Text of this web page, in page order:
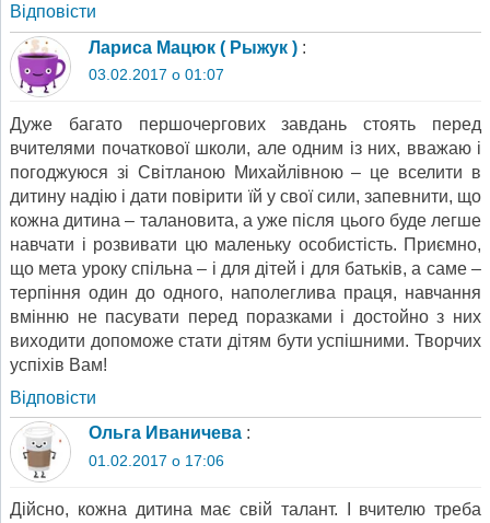
Відповіcти
Лариса Мацюк ( Рыжук ) :
03.02.2017 о 01:07
Дуже багато першочергових завдань стоять перед
вчителями початкової школи, але одним із них, вважаю і
погоджуюся зі Світланою Михайлівною – це вселити в
дитину надію і дати повірити їй у свої сили, запевнити, що
кожна дитина – талановита, а уже після цього буде легше
навчати і розвивати цю маленьку особистість. Приємно,
що мета уроку спільна – і для дітей і для батьків, а саме –
терпіння один до одного, наполеглива праця, навчання
вмінню не пасувати перед поразками і достойно з них
виходити допоможе стати дітям бути успішними. Творчих
успіхів Вам!
Відповіcти
Ольга Иваничева :
01.02.2017 о 17:06
Дійсно, кожна дитина має свій талант. І вчителю треба